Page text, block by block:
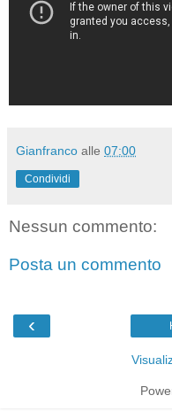
Gianfranco alle 07:00
Condividi
Nessun commento:
Posta un commento
‹